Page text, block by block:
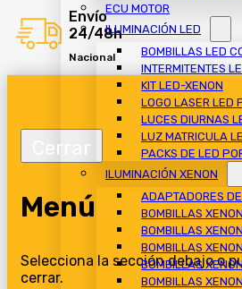
ECU MOTOR
ILUMINACIÓN LED
BOMBILLAS LED
INTERMITENTES
KIT LED-XENON
LOGO LASER LED
LUCES DIURNAS
LUZ MATRICULA
PACKS DE LED
ILUMINACIÓN XENON
ADAPTADORES
BOMBILLAS
BOMBILLAS
BOMBILLAS
BOMBILLAS
BOMBILLAS
Envío
24/48h
Nacional
Menú
Selecciona la sección debajo o
cerrar.